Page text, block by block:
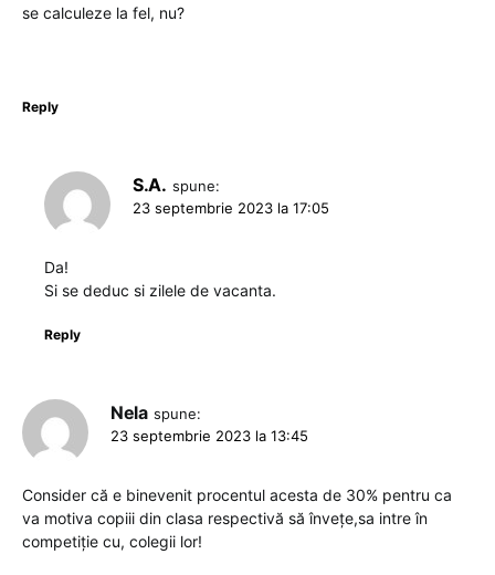
se calculeze la fel, nu?
Reply
S.A. spune:
23 septembrie 2023 la 17:05
Da!
Si se deduc si zilele de vacanta.
Reply
Nela spune:
23 septembrie 2023 la 13:45
Consider că e binevenit procentul acesta de 30% pentru ca
va motiva copiii din clasa respectivă să învețe,sa intre în
competiție cu, colegii lor!